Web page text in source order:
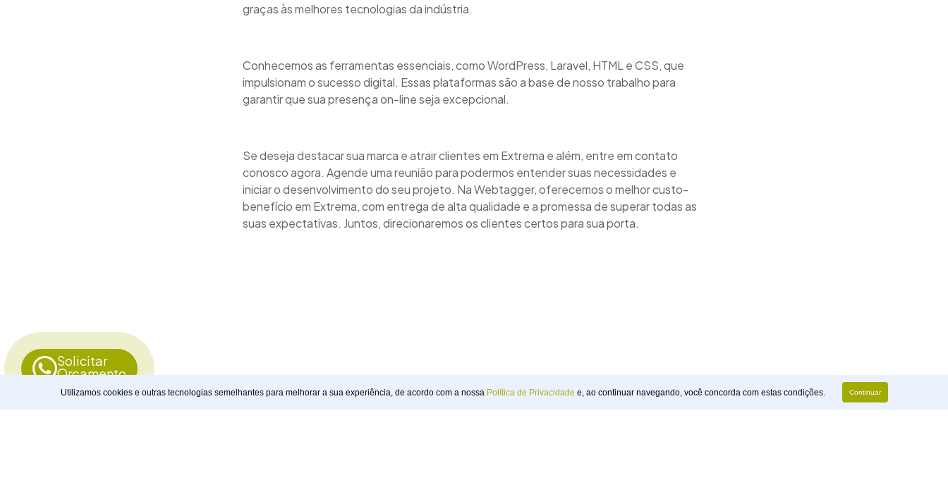
Solicitar
Orçamento
graças às melhores tecnologias da indústria.
Conhecemos as ferramentas essenciais, como WordPress, Laravel, HTML e CSS, que
impulsionam o sucesso digital. Essas plataformas são a base de nosso trabalho para
garantir que sua presença on-line seja excepcional.
Se deseja destacar sua marca e atrair clientes em Extrema e além, entre em contato
conosco agora. Agende uma reunião para podermos entender suas necessidades e
iniciar o desenvolvimento do seu projeto. Na Webtagger, oferecemos o melhor custo-
benefício em Extrema, com entrega de alta qualidade e a promessa de superar todas as
suas expectativas. Juntos, direcionaremos os clientes certos para sua porta.
Utilizamos cookies e outras tecnologias semelhantes para melhorar a sua experiência, de acordo com a nossa Política de Privacidade e, ao continuar navegando, você concorda com estas condições. Continuar